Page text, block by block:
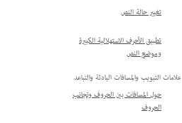
تغيير حالة النص
تطبيق الأحرف الاستهلالية الكبيرة
وموضع النص
علامات التبويب والمسافات البادئة والتباعد
حول المسافات بين الحروف وتجانب
الحروف